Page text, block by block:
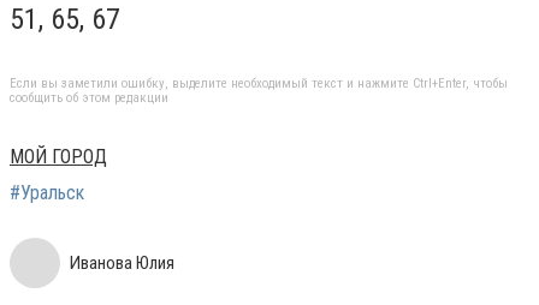
51, 65, 67
Если вы заметили ошибку, выделите необходимый текст и нажмите Ctrl+Enter, чтобы
сообщить об этом редакции
МОЙ ГОРОД
#Уральск
Иванова Юлия